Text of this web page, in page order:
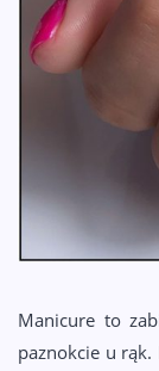
KONTAKT
Manicure to
paznokcie u